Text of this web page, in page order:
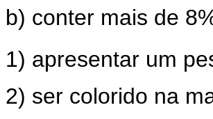
b) conter mais de
1) apresentar um
2) ser colorido na